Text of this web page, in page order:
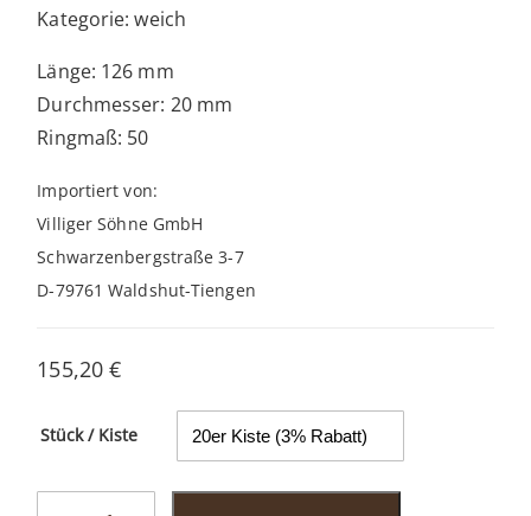
Kategorie: weich
Länge: 126 mm
Durchmesser: 20 mm
Ringmaß: 50
Importiert von:
Villiger Söhne GmbH
Schwarzenbergstraße 3-7
D-79761 Waldshut-Tiengen
155,20€
Stück / Kiste